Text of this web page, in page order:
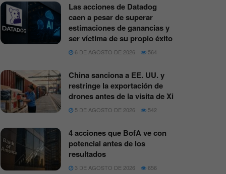
Las acciones de Datadog
caen a pesar de superar
estimaciones de ganancias y
ser víctima de su propio éxito
6 DE AGOSTO DE 2026 564
China sanciona a EE. UU. y
restringe la exportación de
drones antes de la visita de Xi
5 DE AGOSTO DE 2026 542
4 acciones que BofA ve con
potencial antes de los
resultados
3 DE AGOSTO DE 2026 656